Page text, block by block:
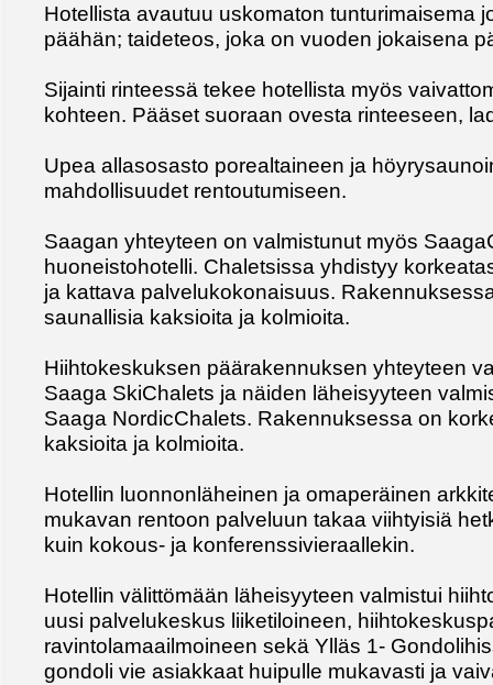
Hotellista avautuu uskomaton tunturimaisema
päähän; taideteos, joka on vuoden jokaisena
Sijainti rinteessä tekee hotellista myös
kohteen. Pääset suoraan ovesta rinteeseen,
Upea allasosasto porealtaineen ja
mahdollisuudet rentoutumiseen.
Saagan yhteyteen on valmistunut myös
huoneistohotelli. Chaletsissa yhdistyy
ja kattava palvelukokonaisuus.
saunallisia kaksioita ja kolmioita.
Hiihtokeskuksen päärakennuksen yhteyteen
Saaga SkiChalets ja näiden läheisyyteen
Saaga NordicChalets. Rakennuksessa on
kaksioita ja kolmioita.
Hotellin luonnonläheinen ja omaperäinen
mukavan rentoon palveluun takaa viihtyisiä
kuin kokous- ja konferenssivieraallekin.
Hotellin välittömään läheisyyteen valmistui
uusi palvelukeskus liiketiloineen,
ravintolamaailmoineen sekä Ylläs 1-
gondoli vie asiakkaat huipulle mukavasti ja